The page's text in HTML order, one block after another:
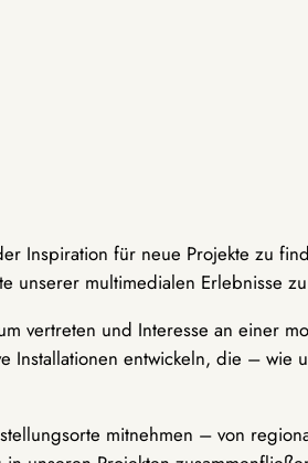
Inspiration für neue Projekte zu
unserer multimedialen Erlebnisse
vertreten und Interesse an einer
Installationen entwickeln, die –
mitnehmen – von